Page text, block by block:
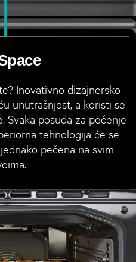
Inovativno dizajnersko
unutrašnjost, a koristi se
Svaka posuda za pečenje
tehnologija će se
pečena na svim